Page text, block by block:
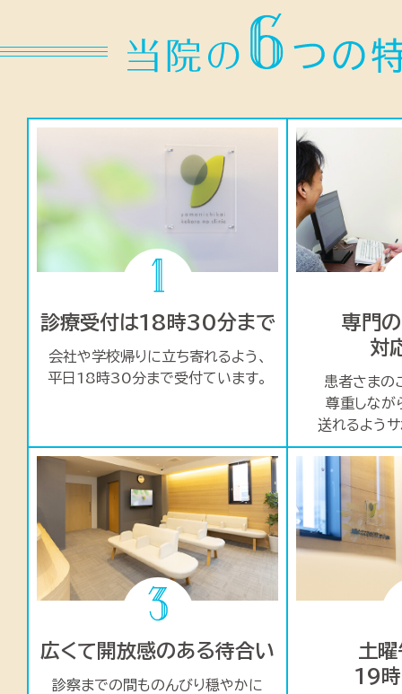
診療受付は18時30分まで
会社や学校帰りに立ち寄れるよう、
平日18時30分まで受付ています。
専門
対
患者さまの
尊重しなが
送れるようサ
広くて開放感のある待合い
診察までの間ものんびり穏やかに
土曜
19